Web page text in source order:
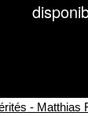
- Matthias